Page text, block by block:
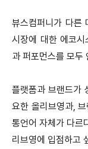
뷰스컴퍼니가 다른
시장에 대한 에코
과 퍼포먼스를 모두
플랫폼과 브랜드가
요한 올리브영과,
통언어 자체가 다르
리브영에 입점하고